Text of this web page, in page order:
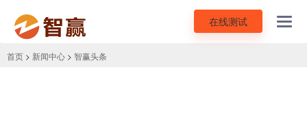
在线测试
首页 > 新闻中心 > 智赢头条